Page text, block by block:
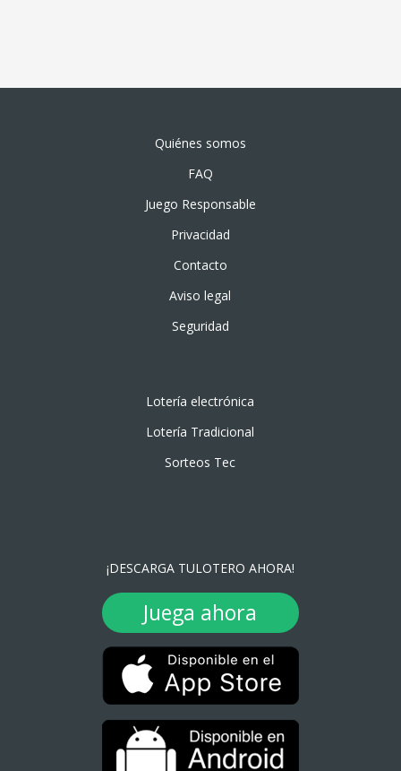
Quiénes somos
FAQ
Juego Responsable
Privacidad
Contacto
Aviso legal
Seguridad
Lotería electrónica
Lotería Tradicional
Sorteos Tec
¡DESCARGA TULOTERO AHORA!
Juega ahora